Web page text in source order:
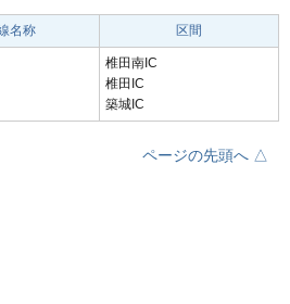
名称 区間
椎田南IC
椎田IC
築城IC
ページの先頭へ △